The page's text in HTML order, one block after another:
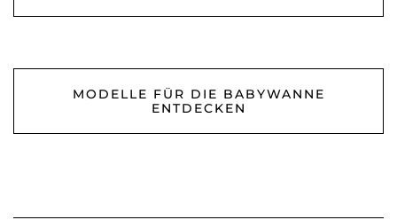
MODELLE FÜR DIE BABYWANNE
ENTDECKEN